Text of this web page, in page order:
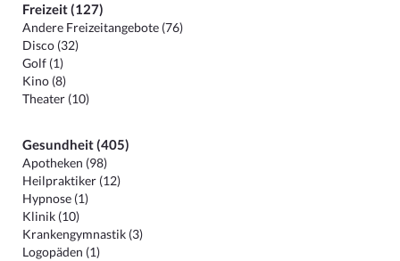
Freizeit (127)
Andere Freizeitangebote (76)
Disco (32)
Golf (1)
Kino (8)
Theater (10)
Gesundheit (405)
Apotheken (98)
Heilpraktiker (12)
Hypnose (1)
Klinik (10)
Krankengymnastik (3)
Logopäden (1)